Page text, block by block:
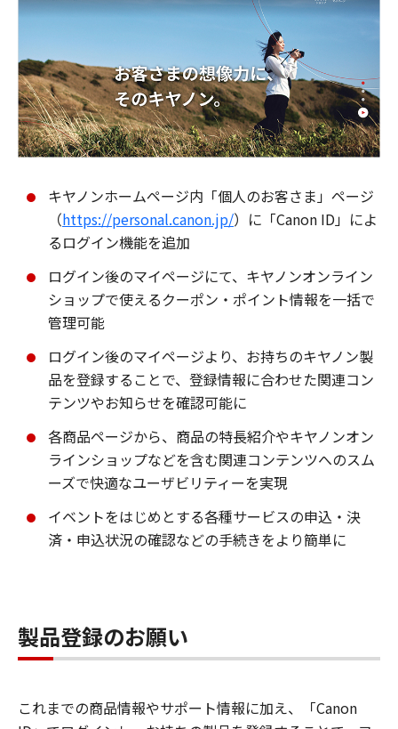
キヤノンホームページ内「個人のお客さま」ページ
（https://personal.canon.jp/）に「Canon ID」によ
るログイン機能を追加
ログイン後のマイページにて、キヤノンオンライン
ショップで使えるクーポン・ポイント情報を一括で
管理可能
ログイン後のマイページより、お持ちのキヤノン製
品を登録することで、登録情報に合わせた関連コン
テンツやお知らせを確認可能に
各商品ページから、商品の特長紹介やキヤノンオン
ラインショップなどを含む関連コンテンツへのスム
ーズで快適なユーザビリティーを実現
イベントをはじめとする各種サービスの申込・決
済・申込状況の確認などの手続きをより簡単に
製品登録のお願い
これまでの商品情報やサポート情報に加え、「Canon